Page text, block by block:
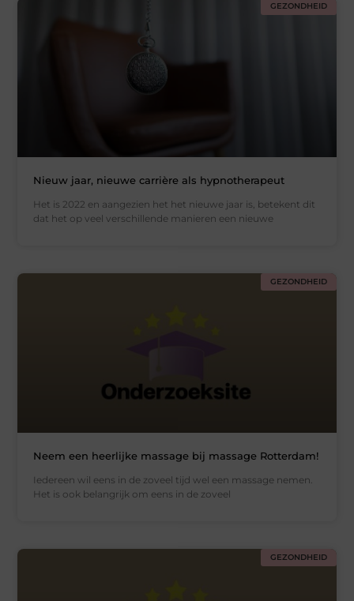
GEZONDHEID
Nieuw jaar, nieuwe carrière als hypnotherapeut
Het is 2022 en aangezien het het nieuwe jaar is, betekent dit
dat het op veel verschillende manieren een nieuwe
GEZONDHEID
Neem een heerlijke massage bij massage Rotterdam!
Iedereen wil eens in de zoveel tijd wel een massage nemen.
Het is ook belangrijk om eens in de zoveel
GEZONDHEID